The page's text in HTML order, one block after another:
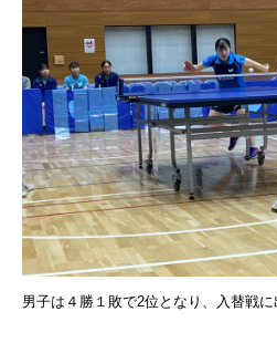
男子は４勝１敗で2位となり、入替戦に